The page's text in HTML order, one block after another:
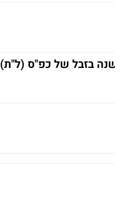
בזבל של כפ"ס (ל"ת)